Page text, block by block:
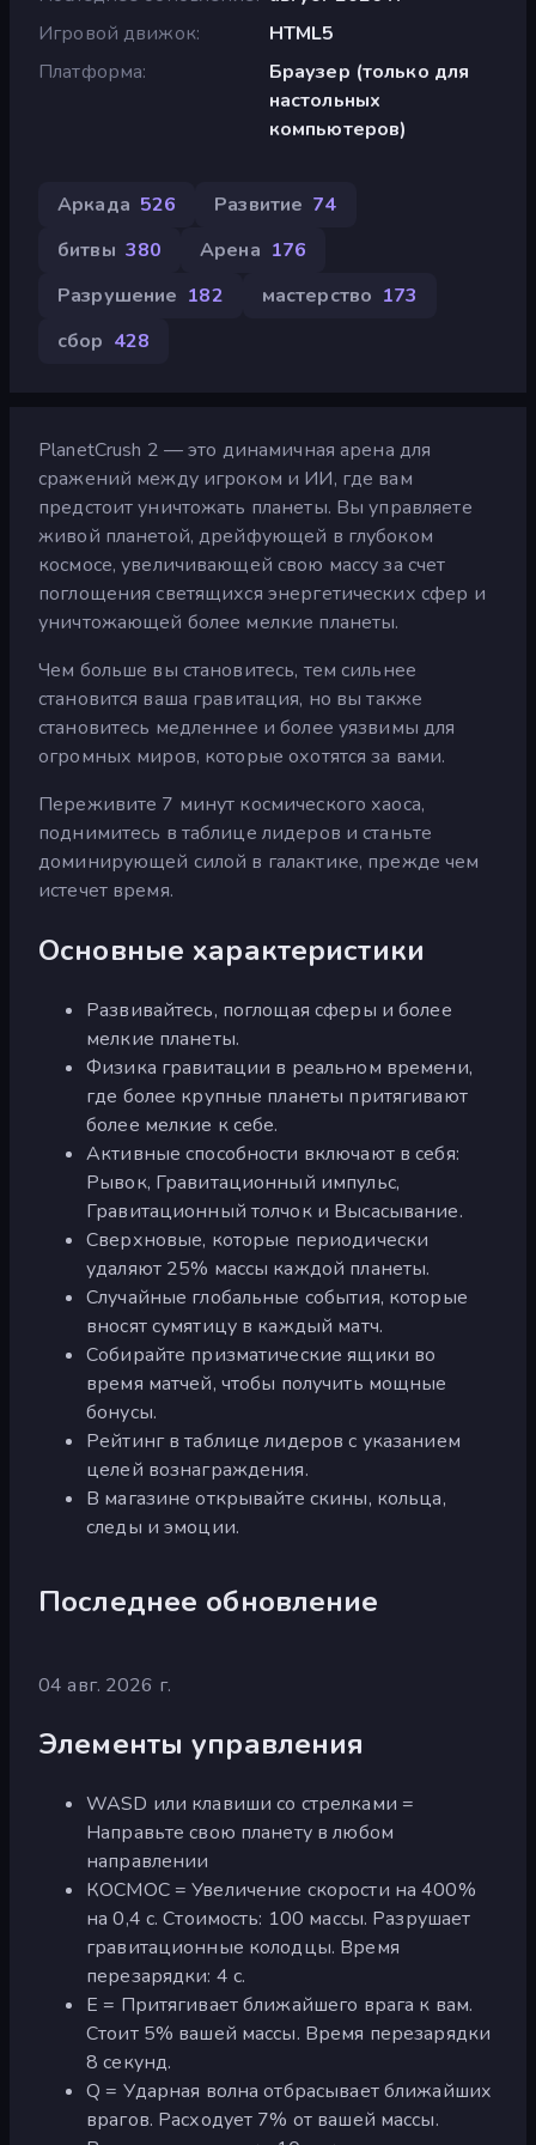
Игровой движок
HTML5
Платформа
Браузер (только для
настольных
компьютеров)
Аркада 526 Развитие 74
битвы 380 Арена 176
Разрушение 182 мастерство 173
сбор 428
PlanetCrush 2 — это динамичная арена для
сражений между игроком и ИИ, где вам
предстоит уничтожать планеты. Вы управляете
живой планетой, дрейфующей в глубоком
космосе, увеличивающей свою массу за счет
поглощения светящихся энергетических сфер и
уничтожающей более мелкие планеты.
Чем больше вы становитесь, тем сильнее
становится ваша гравитация, но вы также
становитесь медленнее и более уязвимы для
огромных миров, которые охотятся за вами.
Переживите 7 минут космического хаоса,
поднимитесь в таблице лидеров и станьте
доминирующей силой в галактике, прежде чем
истечет время.
Основные характеристики
Развивайтесь, поглощая сферы и более
мелкие планеты.
Физика гравитации в реальном времени,
где более крупные планеты притягивают
более мелкие к себе.
Активные способности включают в себя:
Рывок, Гравитационный импульс,
Гравитационный толчок и Высасывание.
Сверхновые, которые периодически
удаляют 25% массы каждой планеты.
Случайные глобальные события, которые
вносят сумятицу в каждый матч.
Собирайте призматические ящики во
время матчей, чтобы получить мощные
бонусы.
Рейтинг в таблице лидеров с указанием
целей вознаграждения.
В магазине открывайте скины, кольца,
следы и эмоции.
Последнее обновление
04 авг. 2026 г.
Элементы управления
WASD или клавиши со стрелками =
Направьте свою планету в любом
направлении
КОСМОС = Увеличение скорости на 400%
на 0,4 с. Стоимость: 100 массы. Разрушает
гравитационные колодцы. Время
перезарядки: 4 с.
E = Притягивает ближайшего врага к вам.
Стоит 5% вашей массы. Время перезарядки
8 секунд.
Q = Ударная волна отбрасывает ближайших
врагов. Расходует 7% от вашей массы.